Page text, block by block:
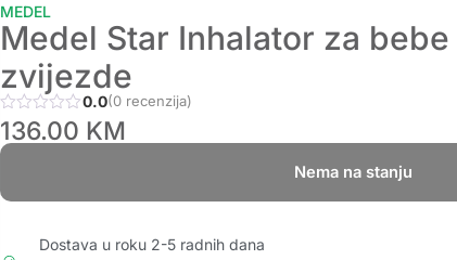
MEDEL
Medel Star Inhalator za
zvijezde
0.0(0 recenzija)
136.00 KM
Nema na stanju
Dostava u roku 2-5 radnih dana